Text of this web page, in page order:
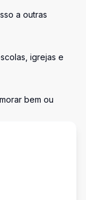
a outras
igrejas e
bem ou